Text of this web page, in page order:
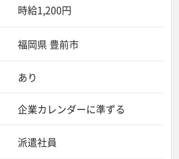
時給1,200円
福岡県 豊前市
あり
企業カレンダーに準ずる
派遣社員